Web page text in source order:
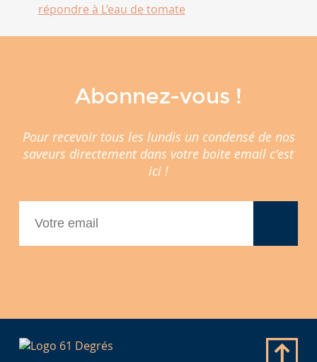
répondre à L’eau de tomate
Abonnez-vous !
Pour recevoir tous les lundis un condensé de nos
saveurs directement dans votre boite email c'est
ici !